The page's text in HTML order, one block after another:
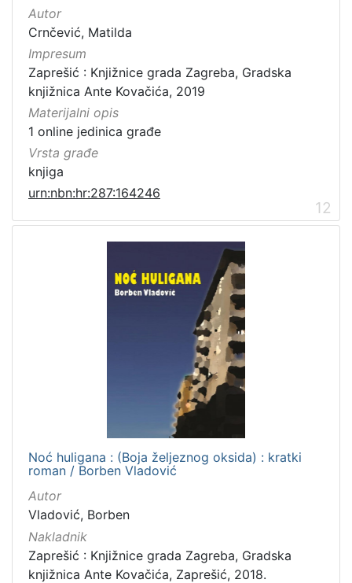
Autor
Crnčević, Matilda
Impresum
Zaprešić : Knjižnice grada Zagreba, Gradska
knjižnica Ante Kovačića, 2019
Materijalni opis
1 online jedinica građe
Vrsta građe
knjiga
urn:nbn:hr:287:164246
12
Noć huligana : (Boja željeznog oksida) : kratki
roman / Borben Vladović
Autor
Vladović, Borben
Nakladnik
Zaprešić : Knjižnice grada Zagreba, Gradska
knjižnica Ante Kovačića, Zaprešić, 2018.